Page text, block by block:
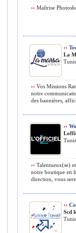
›› Maîtrise
››
La
›› Vos Missions
notre
des bannières,
››
›› Talentueux(se)
notre boutique en
direction, vous
››
Scd